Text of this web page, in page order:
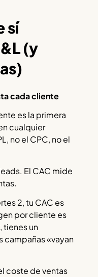
sí
(y
cada cliente
es la primera
cualquier
no el CPC, no el
El CAC mide
2, tu CAC es
por cliente es
un
campañas «vayan
coste de ventas